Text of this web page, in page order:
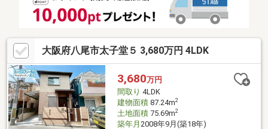
大阪府八尾市太子堂５ 3,680万円 4LDK
3,680万円
間取り 4LDK
建物面積87.24m2
土地面積75.69m2
築年月 2008年9月(築18年)